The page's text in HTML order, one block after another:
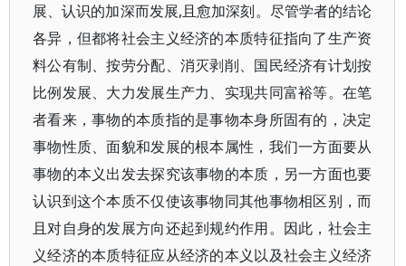
展、认识的加深而发展,且愈加深刻。尽管学者的结论
各异，但都将社会主义经济的本质特征指向了生产资
料公有制、按劳分配、消灭剥削、国民经济有计划按
比例发展、大力发展生产力、实现共同富裕等。在笔
者看来，事物的本质指的是事物本身所固有的，决定
事物性质、面貌和发展的根本属性，我们一方面要从
事物的本义出发去探究该事物的本质，另一方面也要
认识到这个本质不仅使该事物同其他事物相区别，而
且对自身的发展方向还起到规约作用。因此，社会主
义经济的本质特征应从经济的本义以及社会主义经济